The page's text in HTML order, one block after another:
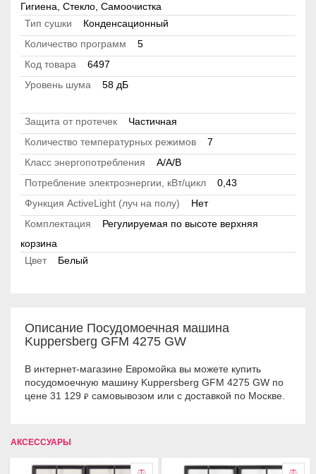
Гигиена, Стекло, Самоочистка
Тип сушки
Конденсационный
Количество программ
5
Код товара
6497
Уровень шума
58 дБ
Защита от протечек
Частичная
Количество температурных режимов
7
Класс энергопотребления
A/А/B
Потребление электроэнергии, кВт/цикл
0,43
Функция ActiveLight (луч на полу)
Нет
Комплектация
Регулируемая по высоте верхняя
корзина
Цвет
Белый
Описание Посудомоечная машина
Kuppersberg GFM 4275 GW
В интернет-магазине Евромойка вы можете купить
посудомоечную машину Kuppersberg GFM 4275 GW по
цене 31 129 ₽ самовывозом или с доставкой по Москве.
АКСЕССУАРЫ